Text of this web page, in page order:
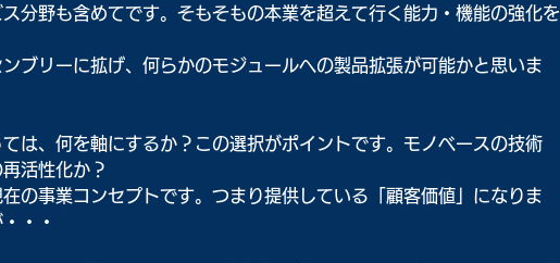
分野も含めてです。そもそもの本業を超えて行く能力・機能の強化を
ブリーに拡げ、何らかのモジュールへの製品拡張が可能かと思いま
は、何を軸にするか？この選択がポイントです。モノベースの技術
活性化か？
の事業コンセプトです。つまり提供している「顧客価値」になりま
・・